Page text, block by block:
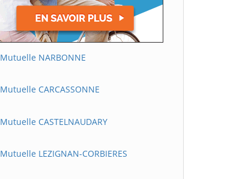
Mutuelle NARBONNE
Mutuelle CARCASSONNE
Mutuelle CASTELNAUDARY
Mutuelle LEZIGNAN-CORBIERES